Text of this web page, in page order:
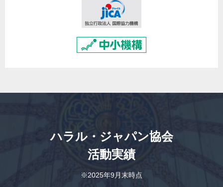
ハラル・ジャパン協会
活動実績
※2025年9月末時点